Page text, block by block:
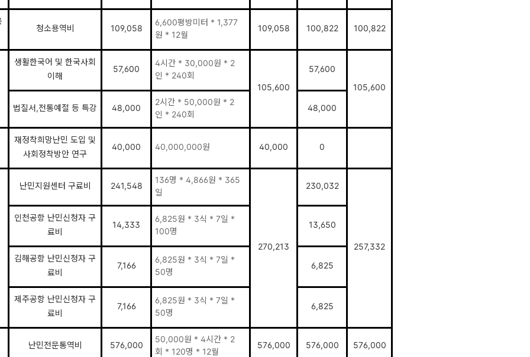
청소용역비 109,058
6,600평방미터 * 1,377
원 * 12월
109,058 100,822 100,822
생활한국어 및 한국사회
이해
57,600
4시간 * 30,000원 * 2
인 * 240회
105,600
57,600
105,600
법질서,전통예절 등 특강 48,000
2시간 * 50,000원 * 2
인 * 240회
48,000
재정착희망난민 도입 및
사회정착방안 연구
40,000 40,000,000원 40,000 0
난민지원센터 구료비 241,548
136명 * 4,866원 * 365
일
270,213
230,032
257,332
인천공항 난민신청자 구
료비
14,333
6,825원 * 3식 * 7일 *
100명
13,650
김해공항 난민신청자 구
료비
7,166
6,825원 * 3식 * 7일 *
50명
6,825
제주공항 난민신청자 구
료비
7,166
6,825원 * 3식 * 7일 *
50명
6,825
난민전문통역비 576,000
50,000원 * 4시간 * 2
회 * 120명 * 12월
576,000 576,000 576,000